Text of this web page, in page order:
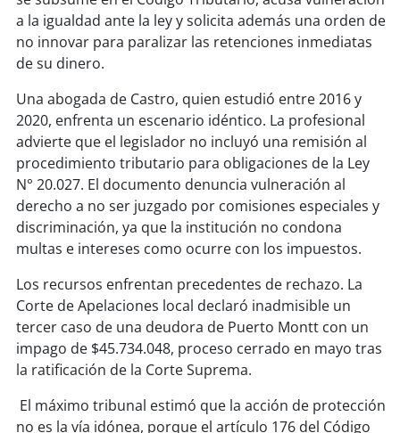
soytemuco
soyosorno
soypuertomontt
soychiloé
a la igualdad ante la ley y solicita además una orden de
no innovar para paralizar las retenciones inmediatas
de su dinero.
Una abogada de Castro, quien estudió entre 2016 y
2020, enfrenta un escenario idéntico. La profesional
advierte que el legislador no incluyó una remisión al
procedimiento tributario para obligaciones de la Ley
N° 20.027. El documento denuncia vulneración al
derecho a no ser juzgado por comisiones especiales y
discriminación, ya que la institución no condona
multas e intereses como ocurre con los impuestos.
Los recursos enfrentan precedentes de rechazo. La
Corte de Apelaciones local declaró inadmisible un
tercer caso de una deudora de Puerto Montt con un
impago de $45.734.048, proceso cerrado en mayo tras
la ratificación de la Corte Suprema.
El máximo tribunal estimó que la acción de protección
no es la vía idónea, porque el artículo 176 del Código